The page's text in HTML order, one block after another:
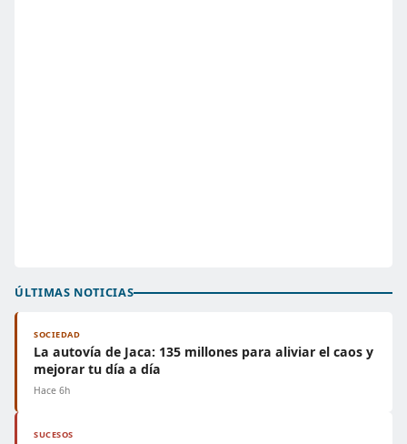
ÚLTIMAS NOTICIAS
SOCIEDAD
La autovía de Jaca: 135 millones para aliviar el caos y
mejorar tu día a día
Hace 6h
SUCESOS